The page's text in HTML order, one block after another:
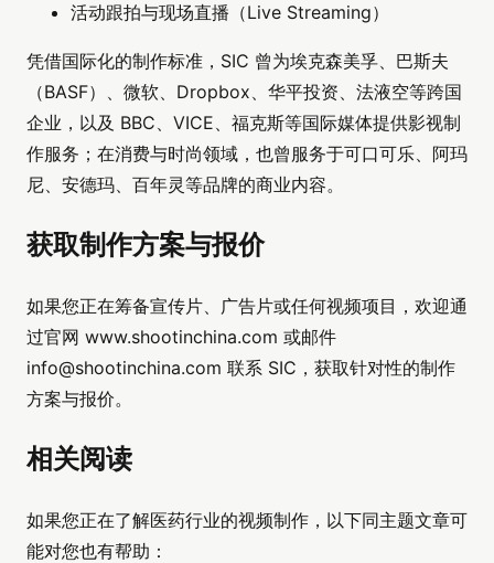
活动跟拍与现场直播（Live Streaming）
凭借国际化的制作标准，SIC 曾为埃克森美孚、巴斯夫
（BASF）、微软、Dropbox、华平投资、法液空等跨国
企业，以及 BBC、VICE、福克斯等国际媒体提供影视制
作服务；在消费与时尚领域，也曾服务于可口可乐、阿玛
尼、安德玛、百年灵等品牌的商业内容。
获取制作方案与报价
如果您正在筹备宣传片、广告片或任何视频项目，欢迎通
过官网 www.shootinchina.com 或邮件
info@shootinchina.com 联系 SIC，获取针对性的制作
方案与报价。
相关阅读
如果您正在了解医药行业的视频制作，以下同主题文章可
能对您也有帮助：